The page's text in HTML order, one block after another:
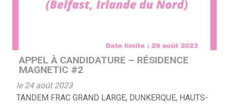
APPEL À CANDIDATURE – RÉSIDENCE
MAGNETIC #2
le 24 août 2023
TANDEM FRAC GRAND LARGE, DUNKERQUE, HAUTS-